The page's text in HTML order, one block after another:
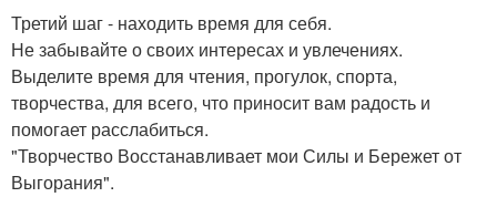
Третий шаг - находить время для себя.
Не забывайте о своих интересах и увлечениях.
Выделите время для чтения, прогулок, спорта,
творчества, для всего, что приносит вам радость и
помогает расслабиться.
"Творчество Восстанавливает мои Силы и Бережет от
Выгорания".